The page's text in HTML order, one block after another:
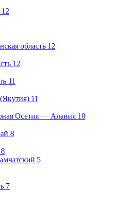
12
область 12
12
11
11
Осетия — Алания 10
8
8
5
7